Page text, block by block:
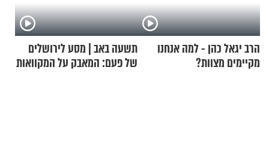
הרב יגאל כהן - למה אנחנו
מקיימים מצוות?
תשעה באב | מסע לירושלים
של פעם: המאבק על המקוואות